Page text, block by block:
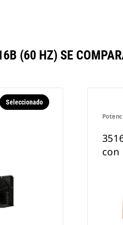
(60 HZ) SE
Seleccionado
con